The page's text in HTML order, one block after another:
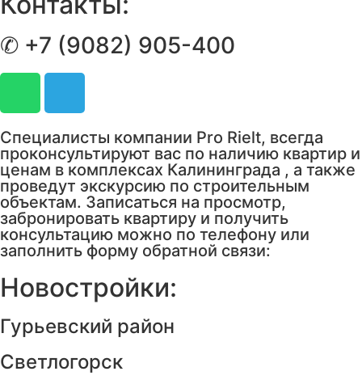
✆ +7 (9082) 905-400
Специалисты компании Pro Rielt, всегда
проконсультируют вас по наличию квартир и
ценам в комплексах Калининграда , а также
проведут экскурсию по строительным
объектам. Записаться на просмотр,
забронировать квартиру и получить
консультацию можно по телефону или
заполнить форму обратной связи:
Новостройки:
Гурьевский район
Светлогорск